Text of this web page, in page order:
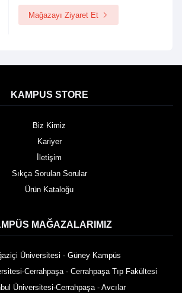
Mağazayı Ziyaret Et
KAMPUS STORE
Biz Kimiz
Kariyer
İletişim
Sıkça Sorulan Sorular
Ürün Kataloğu
MAĞAZALARIMIZ
Üniversitesi - Güney Kampüs
Cerrahpaşa - Cerrahpaşa Tıp Fakültesi
Üniversitesi-Cerrahpaşa - Avcılar